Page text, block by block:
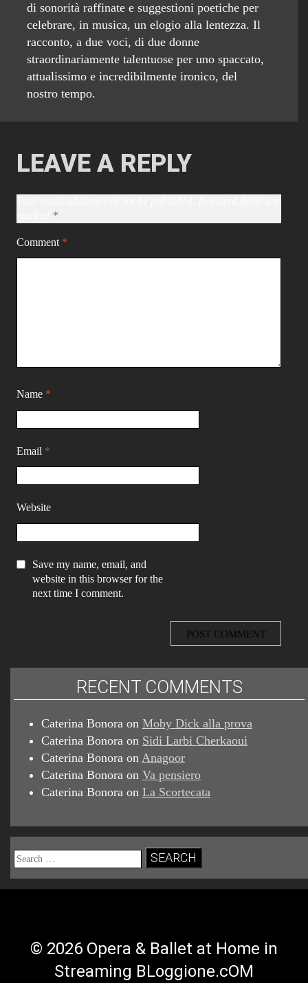
di sonorità raffinate e suggestioni poetiche per
celebrare, in musica, un elogio alla lentezza. Il
racconto, a due voci, di due donne
straordinariamente talentuose per uno spaccato,
attualissimo e incredibilmente ironico, del
nostro tempo.
LEAVE A REPLY
*
Comment *
Name *
Email *
Website
Save my name, email, and
website in this browser for the
next time I comment.
RECENT COMMENTS
Caterina Bonora on Moby Dick alla prova
Caterina Bonora on Sidi Larbi Cherkaoui
Caterina Bonora on Anagoor
Caterina Bonora on Va pensiero
Caterina Bonora on La Scortecata
Search
for:
© 2026 Opera & Ballet at Home in
Streaming BLoggione.cOM